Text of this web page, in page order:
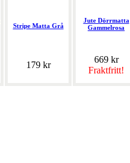
Stripe Matta Grå
179 kr
Jute Dörrmatta
Gammelrosa
669 kr
Fraktfritt!